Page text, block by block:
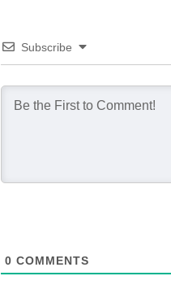
Subscribe
0 COMMENTS